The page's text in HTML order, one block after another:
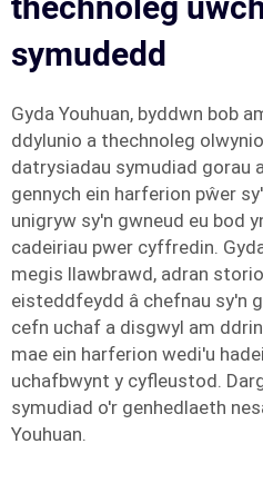
symudedd
Gyda Youhuan, byddwn bob
ddylunio a thechnoleg
datrysiadau symudiad gorau
gennych ein harferion pŵer
unigryw sy'n gwneud eu bod
cadeiriau pwer cyffredin.
megis llawbrawd, adran
eisteddfeydd â chefnau sy'n
cefn uchaf a disgwyl am
mae ein harferion wedi'u
uchafbwynt y cyfleustod.
symudiad o'r genhedlaeth
Youhuan.